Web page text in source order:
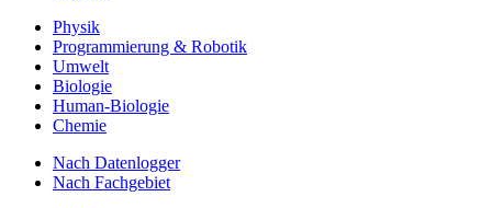
Physik
Programmierung & Robotik
Umwelt
Biologie
Human-Biologie
Chemie
Nach Datenlogger
Nach Fachgebiet